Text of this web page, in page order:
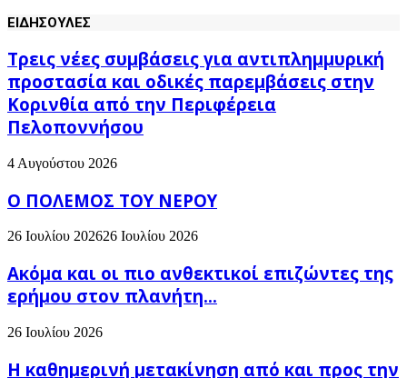
ΕΙΔΗΣΟΥΛΕΣ
Τρεις νέες συμβάσεις για αντιπλημμυρική
προστασία και οδικές παρεμβάσεις στην
Κορινθία από την Περιφέρεια
Πελοποννήσου
4 Αυγούστου 2026
Ο ΠΟΛΕΜΟΣ ΤΟΥ ΝΕΡΟΥ
26 Ιουλίου 202626 Ιουλίου 2026
Ακόμα και οι πιο ανθεκτικοί επιζώντες της
ερήμου στον πλανήτη...
26 Ιουλίου 2026
H καθημερινή μετακίνηση από και προς την